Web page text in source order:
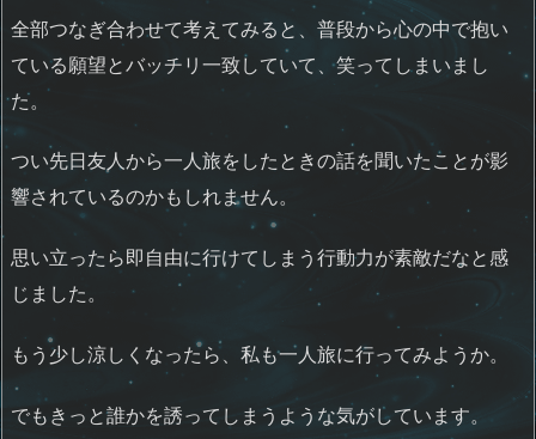
全部つなぎ合わせて考えてみると、普段から心の中で抱い
ている願望とバッチリ一致していて、笑ってしまいまし
た。
つい先日友人から一人旅をしたときの話を聞いたことが影
響されているのかもしれません。
思い立ったら即自由に行けてしまう行動力が素敵だなと感
じました。
もう少し涼しくなったら、私も一人旅に行ってみようか。
でもきっと誰かを誘ってしまうような気がしています。